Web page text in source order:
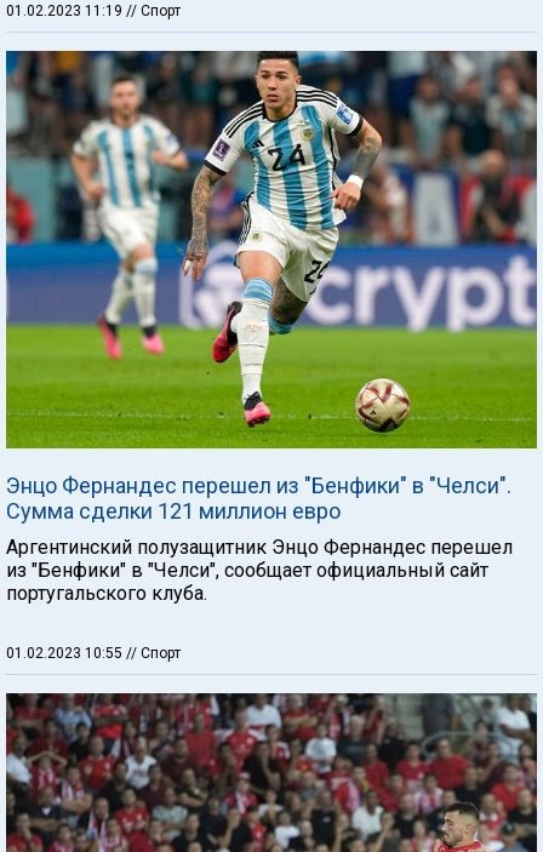
01.02.2023 11:19 // Спорт
Энцо Фернандес перешел из "Бенфики" в "Челси".
Сумма сделки 121 миллион евро
Аргентинский полузащитник Энцо Фернандес перешел
из "Бенфики" в "Челси", сообщает официальный сайт
португальского клуба.
01.02.2023 10:55 // Спорт